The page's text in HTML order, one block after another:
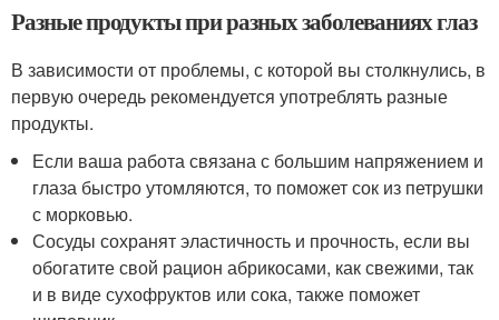
Разные продукты при разных заболеваниях глаз
В зависимости от проблемы, с которой вы столкнулись, в
первую очередь рекомендуется употреблять разные
продукты.
Если ваша работа связана с большим напряжением и
глаза быстро утомляются, то поможет сок из петрушки
с морковью.
Сосуды сохранят эластичность и прочность, если вы
обогатите свой рацион абрикосами, как свежими, так
и в виде сухофруктов или сока, также поможет